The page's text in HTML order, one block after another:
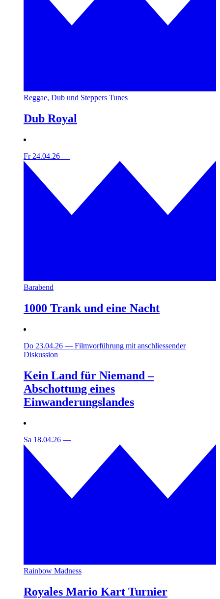
Reggae, Dub und Steppers Tunes
Dub Royal
Fr 24.04.26 —
Barabend
1000 Trank und eine Nacht
Do 23.04.26 — Filmvorführung mit anschliessender
Diskussion
Kein Land für Niemand –
Abschottung eines
Einwanderungslandes
Sa 18.04.26 —
Rainbow Madness
Royales Mario Kart Turnier